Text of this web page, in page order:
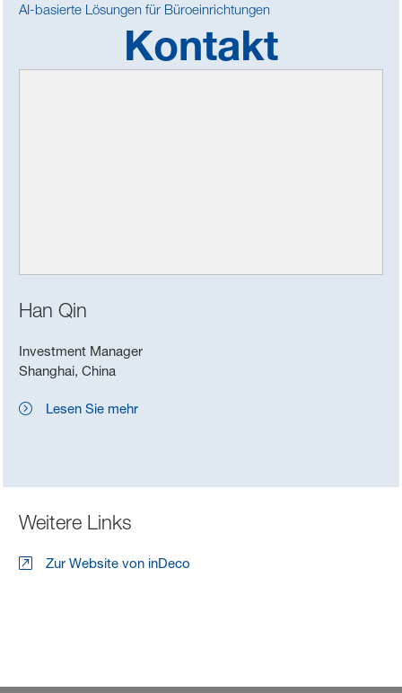
AI-basierte Lösungen für Büroeinrichtungen
Kontakt
Han Qin
Investment Manager
Shanghai, China
Lesen Sie mehr
Weitere Links
Zur Website von inDeco